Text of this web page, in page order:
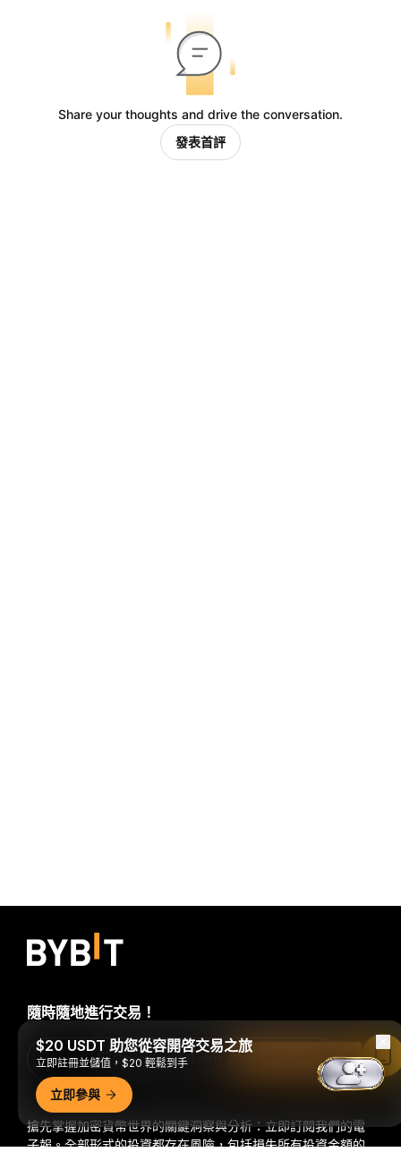
Share your thoughts and drive the conversation.
發表首評
搶先掌握加密貨幣世界的關鍵洞察與分析：立即訂閱我們的電
子報。全部形式的投資都存在風險，包括損失所有投資金額的
隨時隨地進行交易！
Download Bybit App
$20 USDT 助您從容開啓交易之旅
立即註冊並儲值，$20 輕鬆到手
立即參與
在 Bybit App 中閱讀